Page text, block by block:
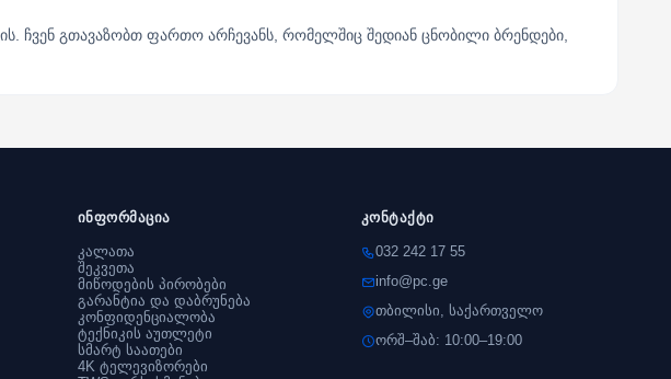
ჩვენ გთავაზობთ ფართო არჩევანს, რომელშიც შედიან ცნობილი ბრენდები,
ინფორმაცია
კალათა
შეკვეთა
მიწოდების პირობები
გარანტია და დაბრუნება
კონფიდენციალობა
ტექნიკის აუთლეტი
სმარტ საათები
4K ტელევიზორები
კონტაქტი
032 242 17 55
info@pc.ge
თბილისი, საქართველო
ორშ–შაბ: 10:00–19:00